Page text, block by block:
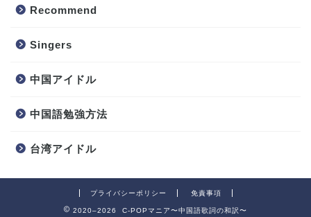
Recommend
Singers
中国アイドル
中国語勉強方法
台湾アイドル
プライバシーポリシー 免責事項
2020–2026 C-POPマニア〜中国語歌詞の和訳〜